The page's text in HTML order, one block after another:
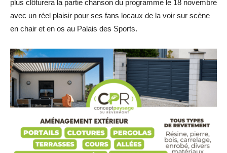
plus clôturera la partie chanson du programme le 18 novembre
avec un réel plaisir pour ses fans locaux de la voir sur scène
en chair et en os au Palais des Sports.